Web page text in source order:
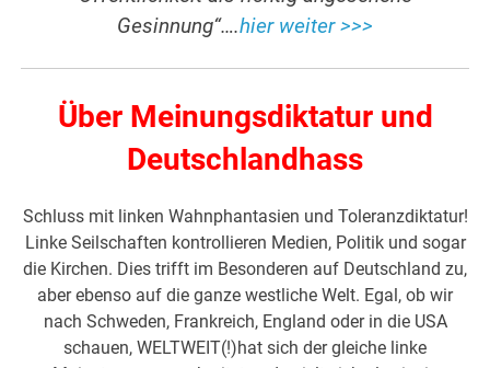
Gesinnung“….hier weiter >>>
Über Meinungsdiktatur und
Deutschlandhass
Schluss mit linken Wahnphantasien und Toleranzdiktatur!
Linke Seilschaften kontrollieren Medien, Politik und sogar
die Kirchen. Dies trifft im Besonderen auf Deutschland zu,
aber ebenso auf die ganze westliche Welt. Egal, ob wir
nach Schweden, Frankreich, England oder in die USA
schauen, WELTWEIT(!)hat sich der gleiche linke